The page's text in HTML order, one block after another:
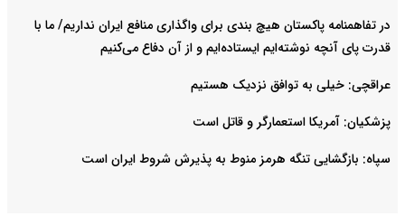
در تفاهمنامه پاکستان هیچ بندی برای واگذاری منافع ایران نداریم/ ما با
قدرت پای آنچه نوشته‌ایم ایستاده‌ایم و از آن دفاع می‌کنیم
عراقچی: خیلی به توافق نزدیک هستیم
پزشکیان: آمریکا استعمارگر و قاتل است
سپاه: بازگشایی تنگه هرمز منوط به پذیرش شروط ایران است